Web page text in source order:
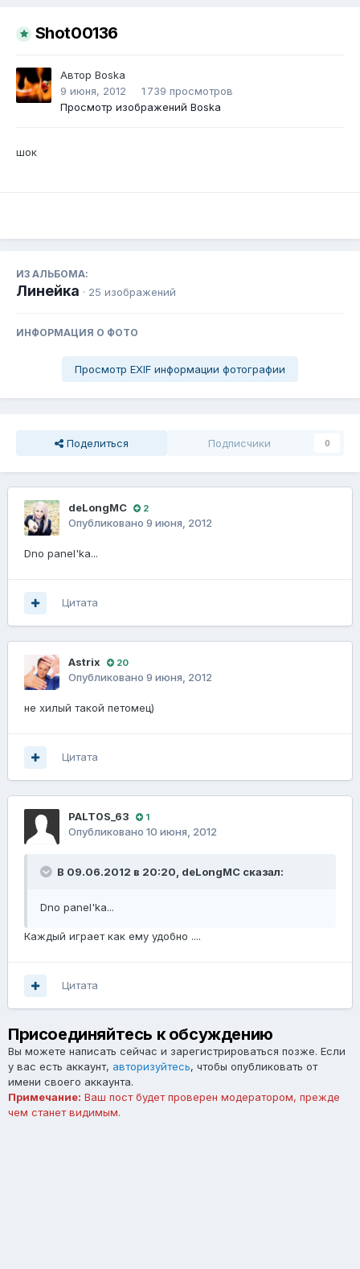
Shot00136
Автор Boska
9 июня, 2012
1 739 просмотров
Просмотр изображений Boska
шок
ИЗ АЛЬБОМА:
Линейка · 25 изображений
ИНФОРМАЦИЯ О ФОТО
Просмотр EXIF информации фотографии
Поделиться Подписчики 0
deLongMC 2
Опубликовано 9 июня, 2012
Dno panel'ka...
Цитата
Astrix 20
Опубликовано 9 июня, 2012
не хилый такой петомец)
Цитата
PALT0S_63 1
Опубликовано 10 июня, 2012
В 09.06.2012 в 20:20, deLongMC сказал:
Dno panel'ka...
Каждый играет как ему удобно ....
Цитата
Присоединяйтесь к обсуждению
Вы можете написать сейчас и зарегистрироваться позже. Если
у вас есть аккаунт, авторизуйтесь, чтобы опубликовать от
имени своего аккаунта.
Примечание: Ваш пост будет проверен модератором, прежде
чем станет видимым.